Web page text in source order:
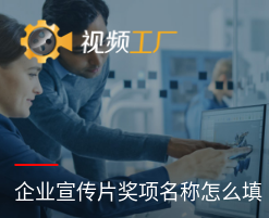
企业宣传片奖项名称怎么填